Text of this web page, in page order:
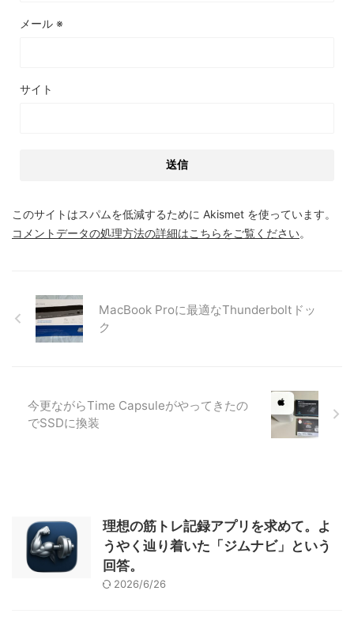
メール ※
サイト
このサイトはスパムを低減するために Akismet を使っています。
コメントデータの処理方法の詳細はこちらをご覧ください。
MacBook Proに最適なThunderboltドッ
ク
今更ながらTime Capsuleがやってきたの
でSSDに換装
理想の筋トレ記録アプリを求めて。よ
うやく辿り着いた「ジムナビ」という
回答。
2026/6/26